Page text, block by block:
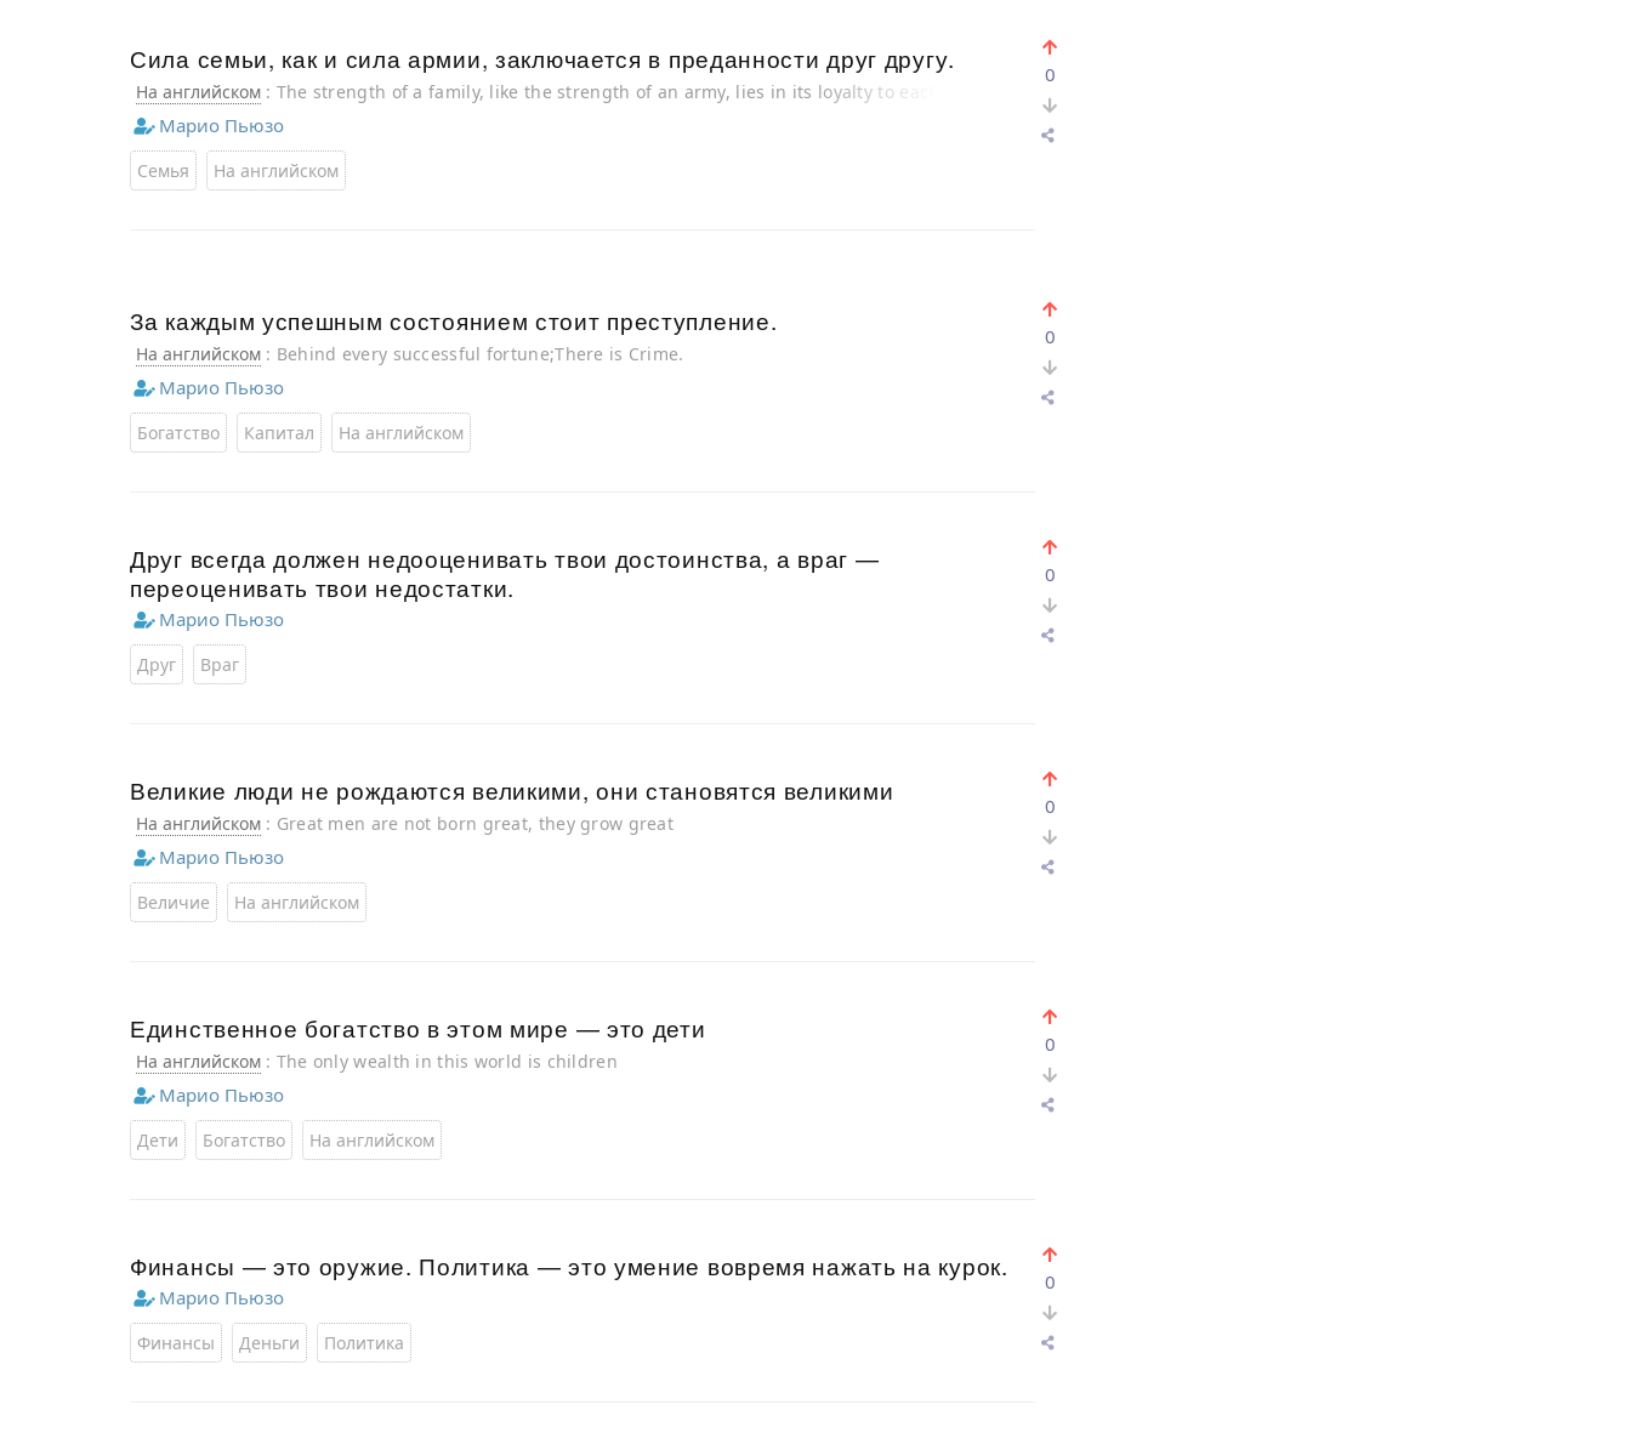
Сила семьи, как и сила армии, заключается в преданности друг другу.
На английском : The strength of a family, like the strength of an army, lies in its loyalty to each
other.Марио Пьюзо
Семья На английском
0
За каждым успешным состоянием стоит преступление.
На английском : Behind every successful fortune;There is Crime.
Марио Пьюзо
Богатство Капитал На английском
0
Друг всегда должен недооценивать твои достоинства, а враг —
переоценивать твои недостатки.
Марио Пьюзо
Друг Враг
0
Великие люди не рождаются великими, они становятся великими
На английском : Great men are not born great, they grow great
Марио Пьюзо
Величие На английском
0
Единственное богатство в этом мире — это дети
На английском : The only wealth in this world is children
Марио Пьюзо
Дети Богатство На английском
0
Финансы — это оружие. Политика — это умение вовремя нажать на курок.
Марио Пьюзо
Финансы Деньги Политика
0